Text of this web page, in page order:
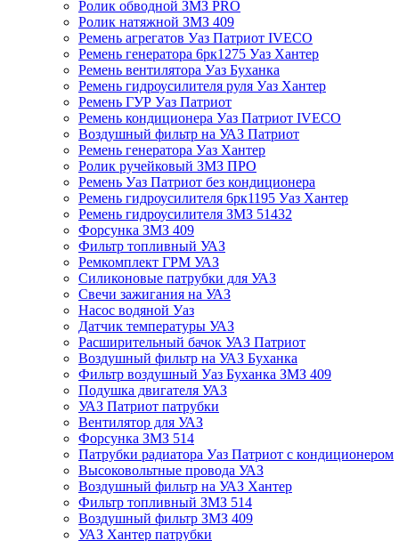
Ролик обводной ЗМЗ PRO
Ролик натяжной ЗМЗ 409
Ремень агрегатов Уаз Патриот IVECO
Ремень генератора 6рк1275 Уаз Хантер
Ремень вентилятора Уаз Буханка
Ремень гидроусилителя руля Уаз Хантер
Ремень ГУР Уаз Патриот
Ремень кондиционера Уаз Патриот IVECO
Воздушный фильтр на УАЗ Патриот
Ремень генератора Уаз Хантер
Ролик ручейковый ЗМЗ ПРО
Ремень Уаз Патриот без кондиционера
Ремень гидроусилителя 6рк1195 Уаз Хантер
Ремень гидроусилителя ЗМЗ 51432
Форсунка ЗМЗ 409
Фильтр топливный УАЗ
Ремкомплект ГРМ УАЗ
Силиконовые патрубки для УАЗ
Свечи зажигания на УАЗ
Насос водяной Уаз
Датчик температуры УАЗ
Расширительный бачок УАЗ Патриот
Воздушный фильтр на УАЗ Буханка
Фильтр воздушный Уаз Буханка ЗМЗ 409
Подушка двигателя УАЗ
УАЗ Патриот патрубки
Вентилятор для УАЗ
Форсунка ЗМЗ 514
Патрубки радиатора Уаз Патриот с кондиционером
Высоковольтные провода УАЗ
Воздушный фильтр на УАЗ Хантер
Фильтр топливный ЗМЗ 514
Воздушный фильтр ЗМЗ 409
УАЗ Хантер патрубки